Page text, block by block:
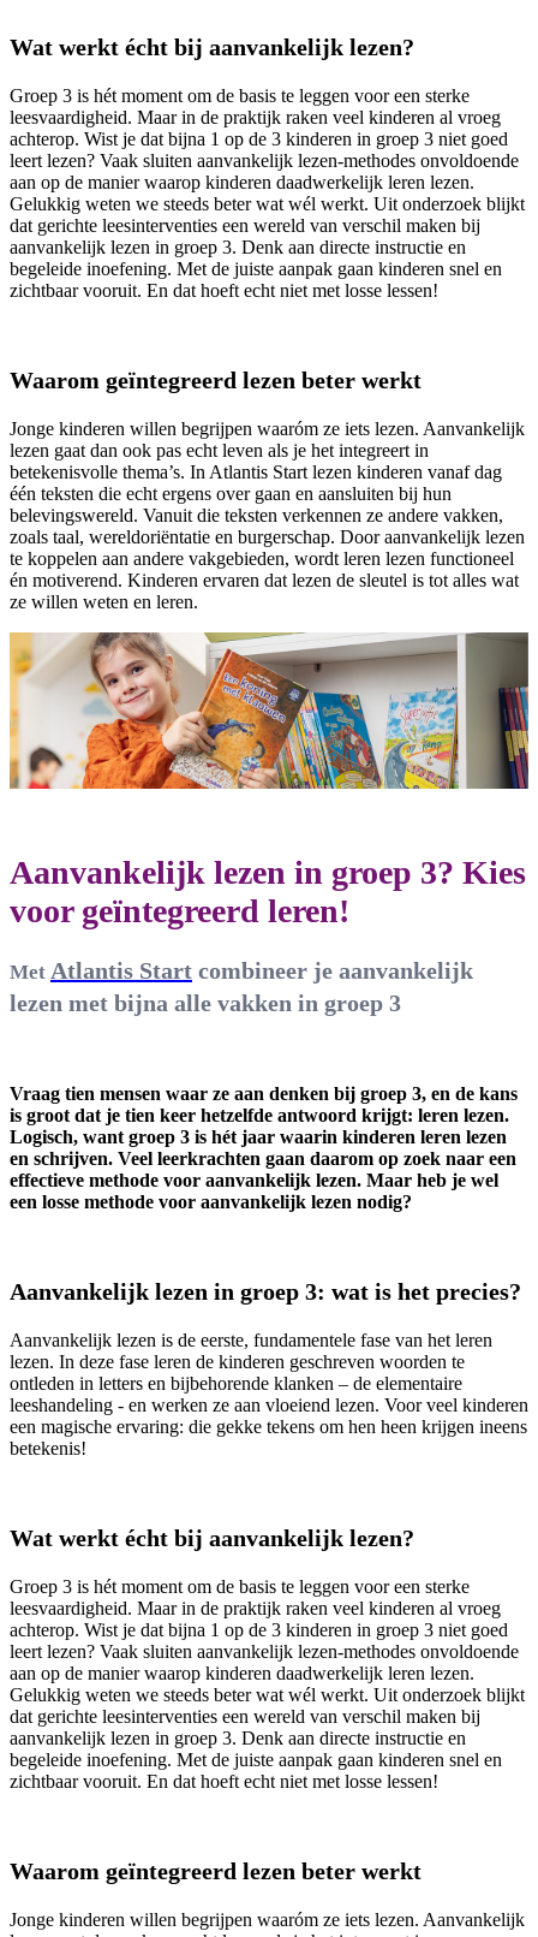
Wat werkt écht bij aanvankelijk lezen?
Groep 3 is hét moment om de basis te leggen voor een sterke
leesvaardigheid. Maar in de praktijk raken veel kinderen al vroeg
achterop. Wist je dat bijna 1 op de 3 kinderen in groep 3 niet goed
leert lezen? Vaak sluiten aanvankelijk lezen-methodes onvoldoende
aan op de manier waarop kinderen daadwerkelijk leren lezen.
Gelukkig weten we steeds beter wat wél werkt. Uit onderzoek blijkt
dat gerichte leesinterventies een wereld van verschil maken bij
aanvankelijk lezen in groep 3. Denk aan directe instructie en
begeleide inoefening. Met de juiste aanpak gaan kinderen snel en
zichtbaar vooruit. En dat hoeft echt niet met losse lessen!
Waarom geïntegreerd lezen beter werkt
Jonge kinderen willen begrijpen waaróm ze iets lezen. Aanvankelijk
lezen gaat dan ook pas echt leven als je het integreert in
betekenisvolle thema’s. In Atlantis Start lezen kinderen vanaf dag
één teksten die echt ergens over gaan en aansluiten bij hun
belevingswereld. Vanuit die teksten verkennen ze andere vakken,
zoals taal, wereldoriëntatie en burgerschap. Door aanvankelijk lezen
te koppelen aan andere vakgebieden, wordt leren lezen functioneel
én motiverend. Kinderen ervaren dat lezen de sleutel is tot alles wat
ze willen weten en leren.
Aanvankelijk lezen in groep 3? Kies
voor geïntegreerd leren!
Met Atlantis Start combineer je aanvankelijk
lezen met bijna alle vakken in groep 3
Vraag tien mensen waar ze aan denken bij groep 3, en de kans
is groot dat je tien keer hetzelfde antwoord krijgt: leren lezen.
Logisch, want groep 3 is hét jaar waarin kinderen leren lezen
en schrijven. Veel leerkrachten gaan daarom op zoek naar een
effectieve methode voor aanvankelijk lezen. Maar heb je wel
een losse methode voor aanvankelijk lezen nodig?
Aanvankelijk lezen in groep 3: wat is het precies?
Aanvankelijk lezen is de eerste, fundamentele fase van het leren
lezen. In deze fase leren de kinderen geschreven woorden te
ontleden in letters en bijbehorende klanken – de elementaire
leeshandeling - en werken ze aan vloeiend lezen. Voor veel kinderen
een magische ervaring: die gekke tekens om hen heen krijgen ineens
betekenis!
Wat werkt écht bij aanvankelijk lezen?
Groep 3 is hét moment om de basis te leggen voor een sterke
leesvaardigheid. Maar in de praktijk raken veel kinderen al vroeg
achterop. Wist je dat bijna 1 op de 3 kinderen in groep 3 niet goed
leert lezen? Vaak sluiten aanvankelijk lezen-methodes onvoldoende
aan op de manier waarop kinderen daadwerkelijk leren lezen.
Gelukkig weten we steeds beter wat wél werkt. Uit onderzoek blijkt
dat gerichte leesinterventies een wereld van verschil maken bij
aanvankelijk lezen in groep 3. Denk aan directe instructie en
begeleide inoefening. Met de juiste aanpak gaan kinderen snel en
zichtbaar vooruit. En dat hoeft echt niet met losse lessen!
Waarom geïntegreerd lezen beter werkt
Jonge kinderen willen begrijpen waaróm ze iets lezen. Aanvankelijk